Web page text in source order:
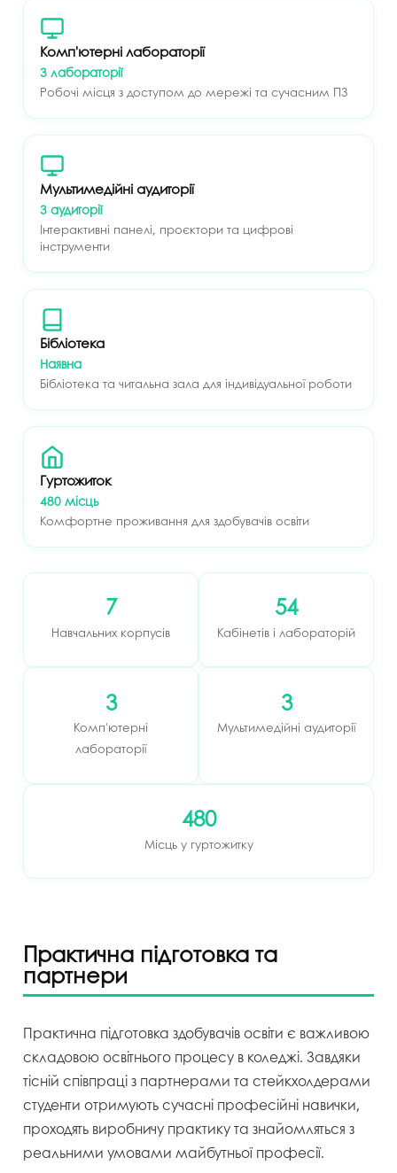
Комп'ютерні лабораторії
3 лабораторії
Робочі місця з доступом до мережі та сучасним ПЗ
Мультимедійні аудиторії
3 аудиторії
Інтерактивні панелі, проєктори та цифрові
інструменти
Бібліотека
Наявна
Бібліотека та читальна зала для індивідуальної роботи
Гуртожиток
480 місць
Комфортне проживання для здобувачів освіти
7
Навчальних корпусів
54
Кабінетів і лабораторій
3
Комп'ютерні
лабораторії
3
Мультимедійні аудиторії
480
Місць у гуртожитку
Практична підготовка та
партнери
Практична підготовка здобувачів освіти є важливою
складовою освітнього процесу в коледжі. Завдяки
тісній співпраці з партнерами та стейкхолдерами
студенти отримують сучасні професійні навички,
проходять виробничу практику та знайомляться з
реальними умовами майбутньої професії.